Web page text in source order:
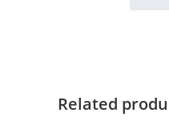
Related